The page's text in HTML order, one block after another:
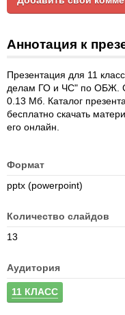
Аннотация к
Презентация для 11
делам ГО и ЧС" по ОБЖ.
0.13 Мб. Каталог
бесплатно скачать
его онлайн.
Формат
pptx (powerpoint)
Количество слайдов
13
Аудитория
11 КЛАСС